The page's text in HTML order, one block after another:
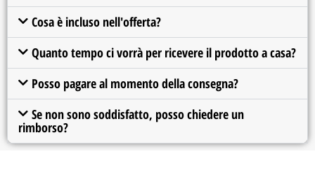
Cosa è incluso nell'offerta?
Quanto tempo ci vorrà per ricevere il prodotto a casa?
Posso pagare al momento della consegna?
Se non sono soddisfatto, posso chiedere un
rimborso?